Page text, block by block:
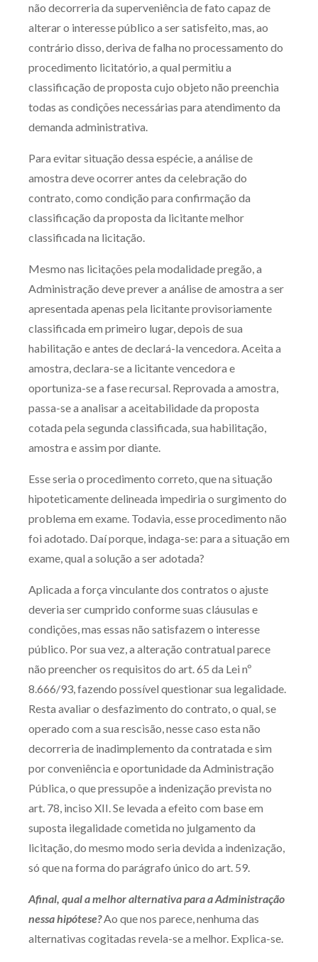
não decorreria da superveniência de fato capaz de
alterar o interesse público a ser satisfeito, mas, ao
contrário disso, deriva de falha no processamento do
procedimento licitatório, a qual permitiu a
classificação de proposta cujo objeto não preenchia
todas as condições necessárias para atendimento da
demanda administrativa.
Para evitar situação dessa espécie, a análise de
amostra deve ocorrer antes da celebração do
contrato, como condição para confirmação da
classificação da proposta da licitante melhor
classificada na licitação.
Mesmo nas licitações pela modalidade pregão, a
Administração deve prever a análise de amostra a ser
apresentada apenas pela licitante provisoriamente
classificada em primeiro lugar, depois de sua
habilitação e antes de declará-la vencedora. Aceita a
amostra, declara-se a licitante vencedora e
oportuniza-se a fase recursal. Reprovada a amostra,
passa-se a analisar a aceitabilidade da proposta
cotada pela segunda classificada, sua habilitação,
amostra e assim por diante.
Esse seria o procedimento correto, que na situação
hipoteticamente delineada impediria o surgimento do
problema em exame. Todavia, esse procedimento não
foi adotado. Daí porque, indaga-se: para a situação em
exame, qual a solução a ser adotada?
Aplicada a força vinculante dos contratos o ajuste
deveria ser cumprido conforme suas cláusulas e
condições, mas essas não satisfazem o interesse
público. Por sua vez, a alteração contratual parece
não preencher os requisitos do art. 65 da Lei nº
8.666/93, fazendo possível questionar sua legalidade.
Resta avaliar o desfazimento do contrato, o qual, se
operado com a sua rescisão, nesse caso esta não
decorreria de inadimplemento da contratada e sim
por conveniência e oportunidade da Administração
Pública, o que pressupõe a indenização prevista no
art. 78, inciso XII. Se levada a efeito com base em
suposta ilegalidade cometida no julgamento da
licitação, do mesmo modo seria devida a indenização,
só que na forma do parágrafo único do art. 59.
Afinal, qual a melhor alternativa para a Administração
nessa hipótese?Ao que nos parece, nenhuma das
alternativas cogitadas revela-se a melhor. Explica-se.